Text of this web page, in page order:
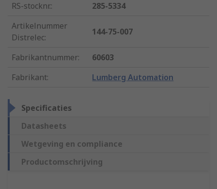
RS-stocknr.:
285-5334
Artikelnummer
Distrelec:
144-75-007
Fabrikantnummer:
60603
Fabrikant: Lumberg Automation
Specificaties
Datasheets
Wetgeving en compliance
Productomschrijving